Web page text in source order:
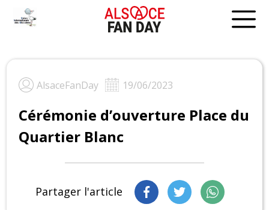
AlsaceFanDay 19/06/2023
Cérémonie d’ouverture Place du
Quartier Blanc
Partager l'article